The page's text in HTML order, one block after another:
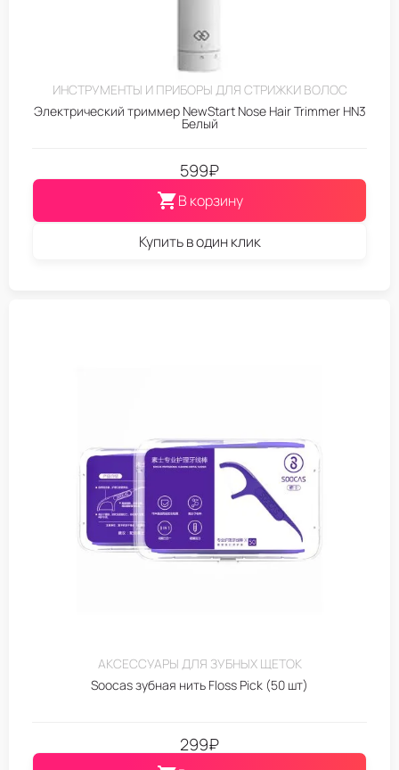
ИНСТРУМЕНТЫ И ПРИБОРЫ ДЛЯ СТРИЖКИ ВОЛОС
Электрический триммер NewStart Nose Hair Trimmer HN3
Белый
599₽
В корзину
Купить в один клик
АКСЕССУАРЫ ДЛЯ ЗУБНЫХ ЩЕТОК
Soocas зубная нить Floss Pick (50 шт)
299₽